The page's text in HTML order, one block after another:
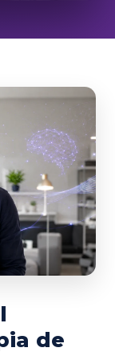
de